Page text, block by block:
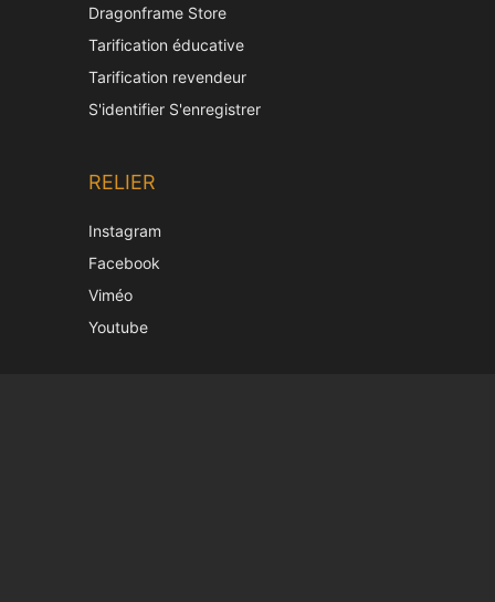
Dragonframe Store
Tarification éducative
Tarification revendeur
S'identifier S'enregistrer
RELIER
Instagram
Facebook
Viméo
Youtube